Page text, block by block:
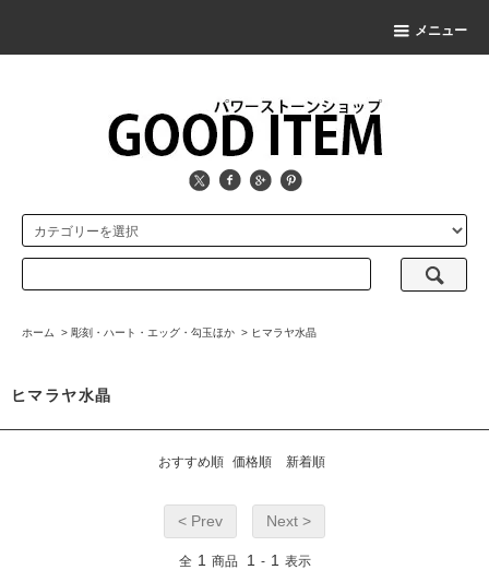
メニュー
ホーム > 彫刻・ハート・エッグ・勾玉ほか > ヒマラヤ水晶
ヒマラヤ水晶
おすすめ順 価格順 新着順
< Prev Next >
全 1 商品 1 - 1 表示